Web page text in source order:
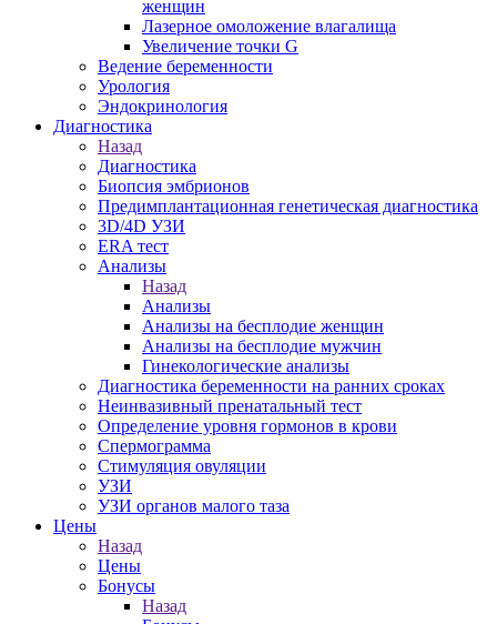
женщин
Лазерное омоложение влагалища
Увеличение точки G
Ведение беременности
Урология
Эндокринология
Диагностика
Назад
Диагностика
Биопсия эмбрионов
Предимплантационная генетическая диагностика
3D/4D УЗИ
ERA тест
Анализы
Назад
Анализы
Анализы на бесплодие женщин
Анализы на бесплодие мужчин
Гинекологические анализы
Диагностика беременности на ранних сроках
Неинвазивный пренатальный тест
Определение уровня гормонов в крови
Спермограмма
Стимуляция овуляции
УЗИ
УЗИ органов малого таза
Цены
Назад
Цены
Бонусы
Назад